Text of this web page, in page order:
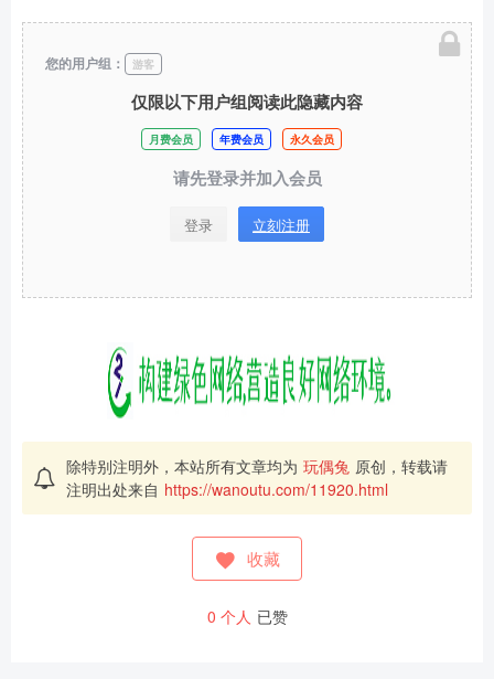
仅限以下用户组阅读此隐藏内容
月费会员 年费会员 永久会员
请先登录并加入会员
登录 立刻注册
您的用户组： 游客
除特别注明外，本站所有文章均为 玩偶兔 原创，转载请
注明出处来自 https://wanoutu.com/11920.html
收藏
0 个人 已赞